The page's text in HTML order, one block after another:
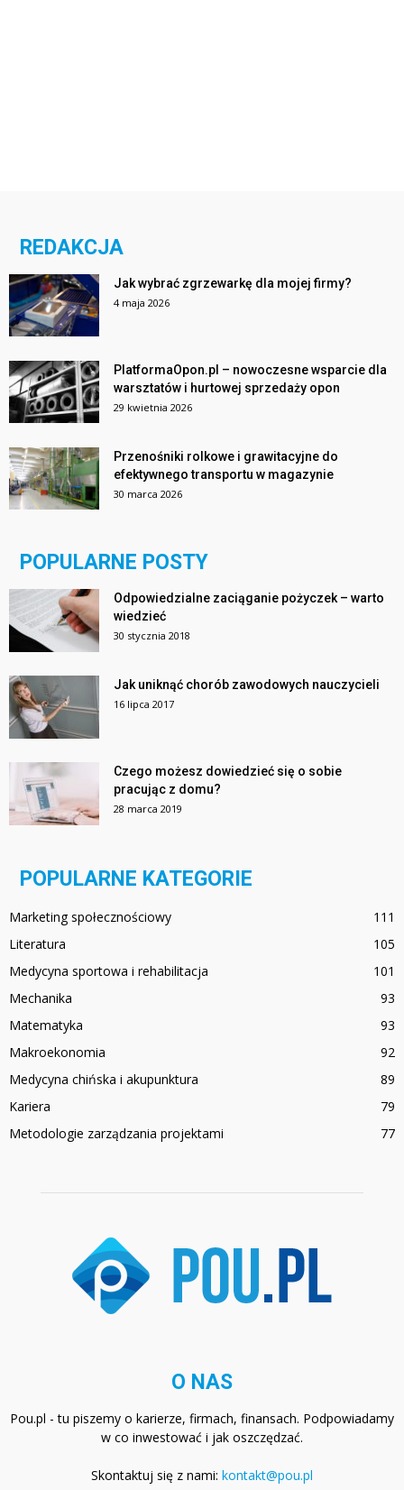
REDAKCJA
Jak wybrać zgrzewarkę dla mojej firmy?
4 maja 2026
PlatformaOpon.pl – nowoczesne wsparcie dla
warsztatów i hurtowej sprzedaży opon
29 kwietnia 2026
Przenośniki rolkowe i grawitacyjne do
efektywnego transportu w magazynie
30 marca 2026
POPULARNE POSTY
Odpowiedzialne zaciąganie pożyczek – warto
wiedzieć
30 stycznia 2018
Jak uniknąć chorób zawodowych nauczycieli
16 lipca 2017
Czego możesz dowiedzieć się o sobie
pracując z domu?
28 marca 2019
POPULARNE KATEGORIE
Marketing społecznościowy
111
Literatura
105
Medycyna sportowa i rehabilitacja
101
Mechanika
93
Matematyka
93
Makroekonomia
92
Medycyna chińska i akupunktura
89
Kariera
79
Metodologie zarządzania projektami
77
O NAS
Pou.pl - tu piszemy o karierze, firmach, finansach. Podpowiadamy
w co inwestować i jak oszczędzać.
Skontaktuj się z nami: kontakt@pou.pl